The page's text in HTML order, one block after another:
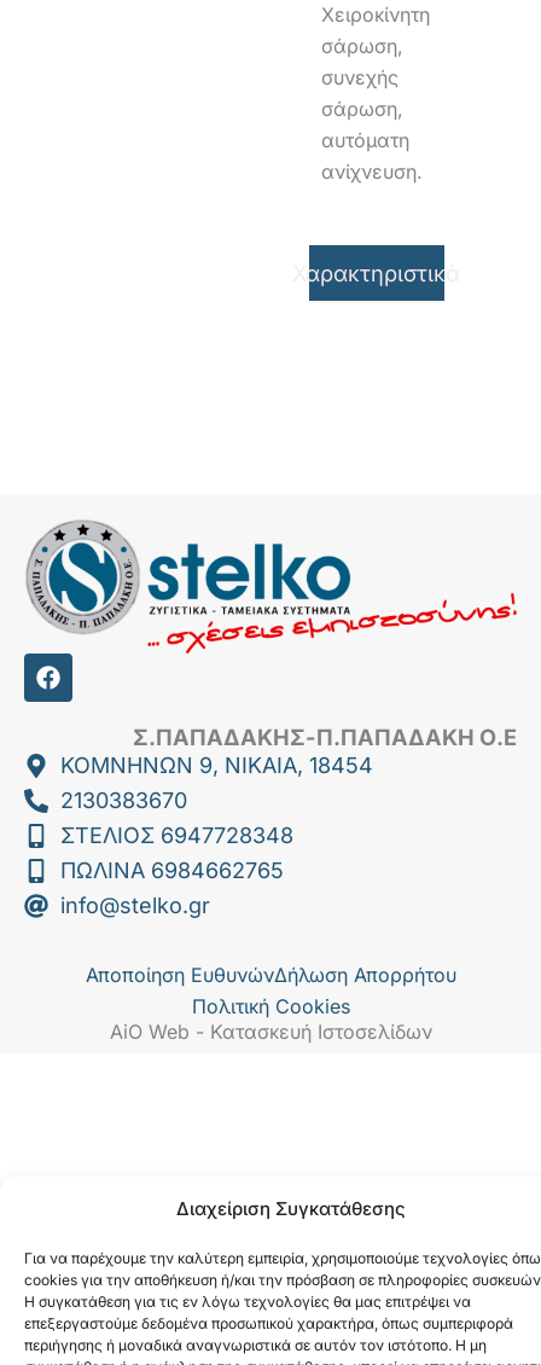
Διαχείριση Συγκατάθεσης
Για να παρέχουμε την καλύτερη εμπειρία, χρησιμοποιούμε τεχνολογίες
cookies για την αποθήκευση ή/και την πρόσβαση σε πληροφορίες
Η συγκατάθεση για τις εν λόγω τεχνολογίες θα μας επιτρέψει να
επεξεργαστούμε δεδομένα προσωπικού χαρακτήρα, όπως συμπεριφορά
περιήγησης ή μοναδικά αναγνωριστικά σε αυτόν τον ιστότοπο. Η μη
Χαρακτηριστικά
Χειροκίνητη
σάρωση,
συνεχής
σάρωση,
αυτόματη
ανίχνευση.
F
a
o
Σ.ΠΑΠΑΔΑΚΗΣ-Π.ΠΑΠΑΔΑΚΗ Ο.Ε
ΚΟΜΝΗΝΩΝ 9, ΝΙΚΑΙΑ, 18454
2130383670
ΣΤΕΛΙΟΣ 6947728348
ΠΩΛΙΝΑ 6984662765
info@stelko.gr
Αποποίηση ΕυθυνώνΔήλωση Απορρήτου
Πολιτική Cookies
AiO Web - Κατασκευή Ιστοσελίδων